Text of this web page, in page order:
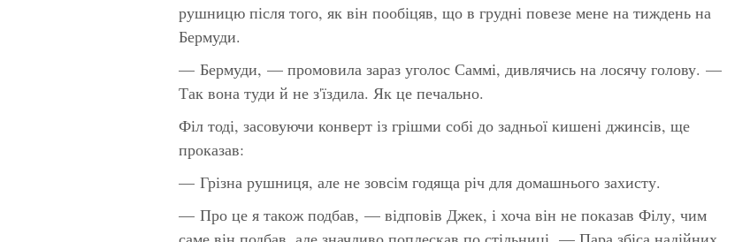
рушницю після того, як він пообіцяв, що в грудні повезе мене на тиждень на
Бермуди.
— Бермуди, — промовила зараз уголос Саммі, дивлячись на лосячу голову. —
Так вона туди й не з'їздила. Як це печально.
Філ тоді, засовуючи конверт із грішми собі до задньої кишені джинсів, ще
проказав:
— Грізна рушниця, але не зовсім годяща річ для домашнього захисту.
— Про це я також подбав, — відповів Джек, і хоча він не показав Філу, чим